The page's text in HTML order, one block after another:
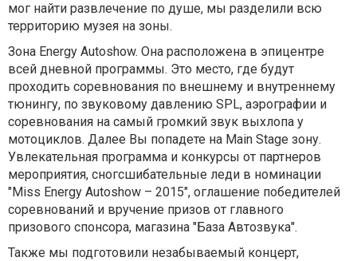
мог найти развлечение по душе, мы разделили всю
территорию музея на зоны.
Зона Еnergy Autoshow. Она расположена в эпицентре
всей дневной программы. Это место, где будут
проходить соревнования по внешнему и внутреннему
тюнингу, по звуковому давлению SPL, аэрографии и
соревнования на самый громкий звук выхлопа у
мотоциклов. Далее Вы попадете на Main Stage зону.
Увлекательная программа и конкурсы от партнеров
мероприятия, сногсшибательные леди в номинации
"Мiss Energy Autoshow – 2015", оглашение победителей
соревнований и вручение призов от главного
призового спонсора, магазина "База Автозвука".
Также мы подготовили незабываемый концерт,